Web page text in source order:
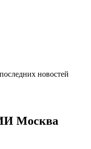
новостей
Москва